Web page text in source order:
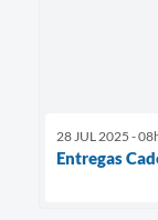
28 JUL 2025 -
Entregas